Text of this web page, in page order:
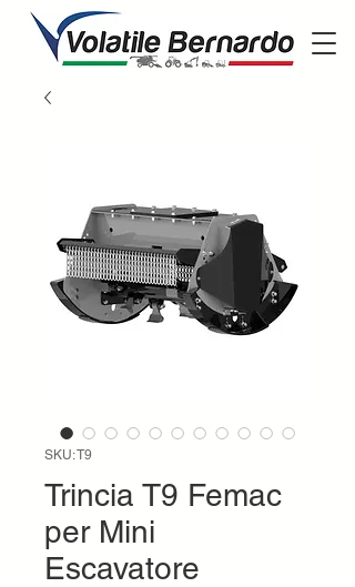
SKU: T9
Trincia T9 Femac
per Mini
Escavatore